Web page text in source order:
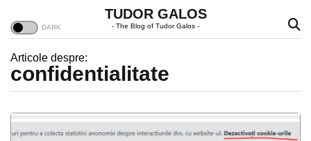
TUDOR GALOS
- The Blog of Tudor Galos -
Articole despre:
confidentialitate